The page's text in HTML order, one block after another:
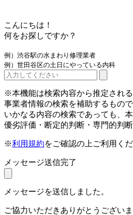
こんにちは！
何をお探しですか？
例）渋谷駅の水まわり修理業者
例）世田谷区の土日にやっている内科
※本機能は検索内容から推定される
事業者情報の検索を補助するもので
いかなる内容の検索であっても、
優劣評価・断定的判断・専門的判断
※利用規約をご確認の上ご利用く
メッセージ送信完了
メッセージを送信しました。
ご協力いただきありがとうございま